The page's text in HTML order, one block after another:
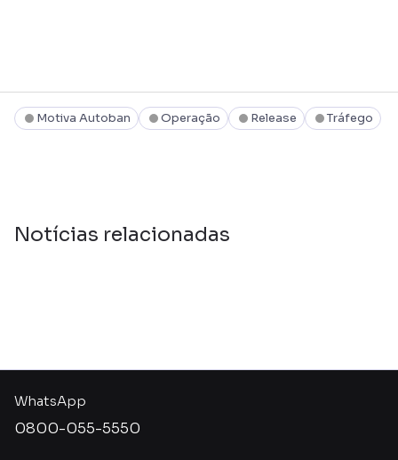
Motiva Autoban Operação Release Tráfego
Notícias relacionadas
WhatsApp
0800-055-5550